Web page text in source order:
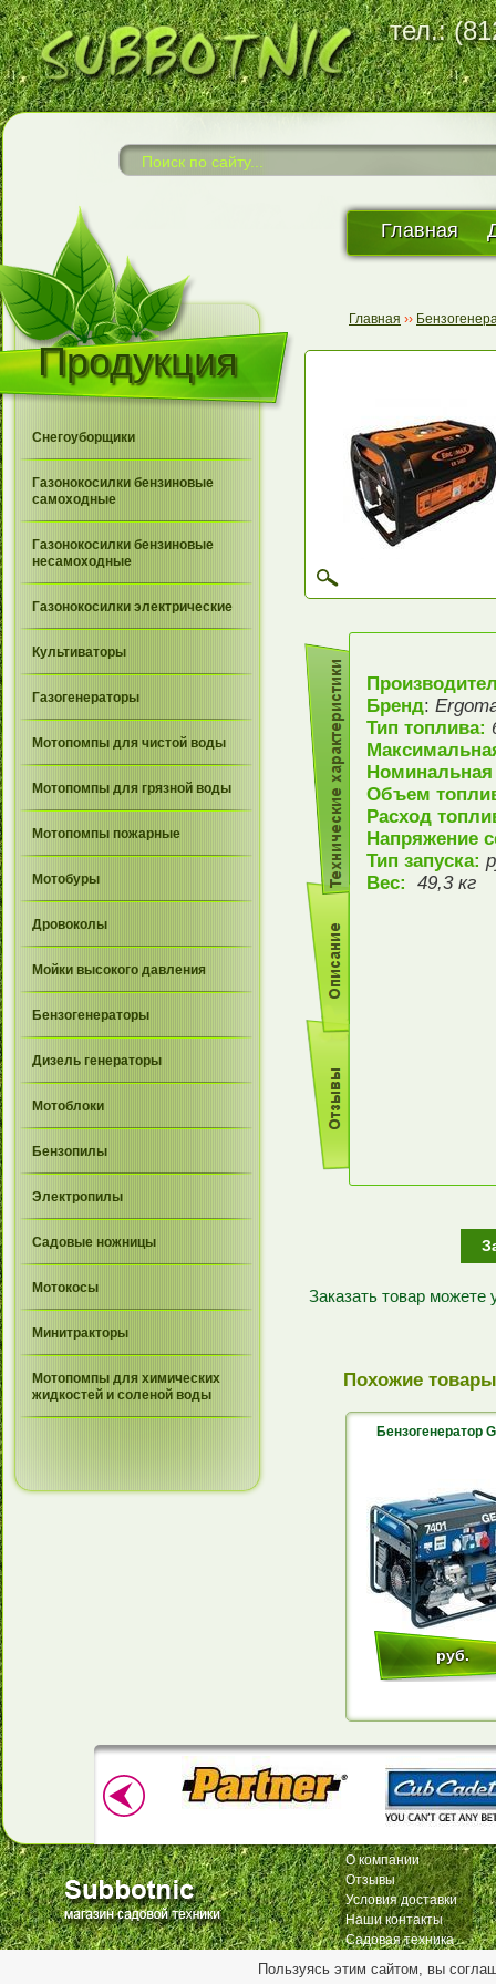
тел.:
Главная
Продукция
Снегоуборщики
Газонокосилки бензиновые
самоходные
Газонокосилки бензиновые
несамоходные
Газонокосилки электрические
Культиваторы
Газогенераторы
Мотопомпы для чистой воды
Мотопомпы для грязной воды
Мотопомпы пожарные
Мотобуры
Дровоколы
Мойки высокого давления
Бензогенераторы
Дизель генераторы
Мотоблоки
Бензопилы
Электропилы
Садовые ножницы
Мотокосы
Минитракторы
Мотопомпы для химических
жидкостей и соленой воды
Главная ››
Бренд:
Тип топлива:
Объем
Расход
Напряжение
Тип запуска:
Вес: 49,3 кг
Заказать товар
Похожие товары
Бензогенератор
руб.
О компании
Отзывы
Условия доставки
Наши контакты
Садовая техника
Пользуясь этим сайтом, вы